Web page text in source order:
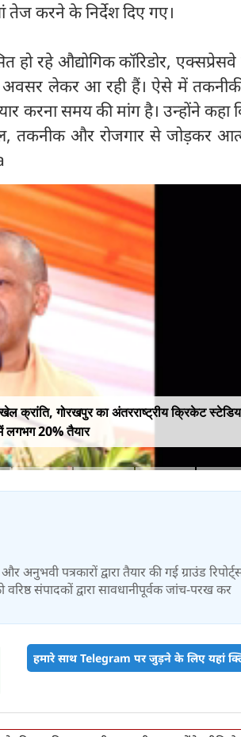
तेज करने के निर्देश दिए गए।
रहे औद्योगिक कॉरिडोर, एक्सप्रेसवे
लेकर आ रही हैं। ऐसे में तकनीकी
करना समय की मांग है। उन्होंने कहा
तकनीक और रोजगार से जोड़कर
क्रांति, गोरखपुर का अंतरराष्ट्रीय क्रिकेट
लगभग 20% तैयार
अनुभवी पत्रकारों द्वारा तैयार की गई ग्राउंड
संपादकों द्वारा सावधानीपूर्वक जांच-परख कर
हमारे साथ Telegram पर जुड़ने के लिए यहां